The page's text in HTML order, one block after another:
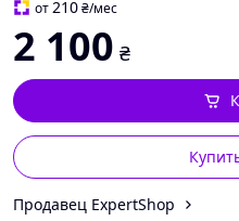
от210₴/мес
2 100 ₴
Продавец ExpertShop